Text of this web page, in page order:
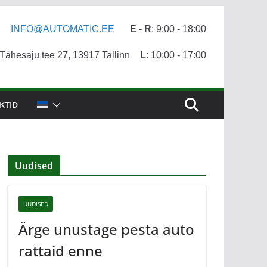
INFO@AUTOMATIC.EE
tee 27, 13917 Tallinn
E - R: 9:00 - 18:00
L: 10:00 - 17:00
Uudised
UUDISED
Ärge unustage pesta auto
rattaid enne